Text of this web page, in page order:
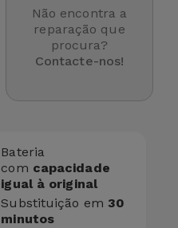
Não encontra a
reparação que
procura?
Contacte-nos!
Bateria
com capacidade
igual à original
Substituição em 30
minutos